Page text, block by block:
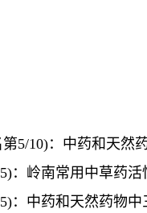
5/10)：中药和天然
：岭南常用中草药
：中药和天然药物